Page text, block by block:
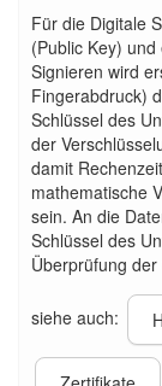
Für die Digitale
(Public Key)
Signieren wird
Fingerabdruck)
Schlüssel des
der
damit
mathematische
sein. An die
Schlüssel des
Überprüfung
siehe auch: